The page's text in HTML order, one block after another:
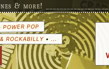
POWER POP
ROCKABILLY• ...